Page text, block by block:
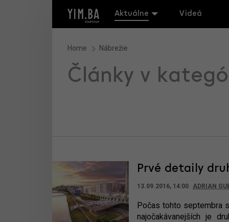
Aktuálne Videá
Home Nábrežie
Články v
Prvé detaily
13.09.2016, 14:00 ADRIAN
Počas tohto septembra
najočakávanejších je